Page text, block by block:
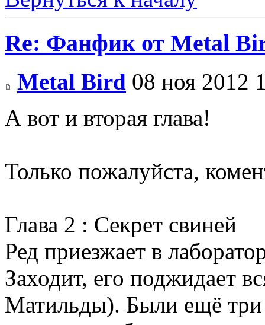
Re: Фанфик от Metal
Metal Bird 08 ноя 2012
А вот и вторая глава!
Только пожалуйста,
Глава 2 : Секрет свиней
Ред приезжает в
Заходит, его поджидает
Матильды). Были ещё